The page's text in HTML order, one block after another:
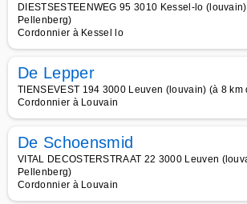
DIESTSESTEENWEG 95 3010 Kessel-lo
Pellenberg)
Cordonnier à Kessel lo
De Lepper
TIENSEVEST 194 3000 Leuven (louvain) (à 8
Cordonnier à Louvain
De Schoensmid
VITAL DECOSTERSTRAAT 22 3000 Leuven
Pellenberg)
Cordonnier à Louvain